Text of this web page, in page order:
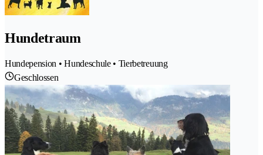
Hundetraum
Hundepension • Hundeschule • Tierbetreuung
Geschlossen